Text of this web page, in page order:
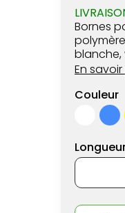
Bornes
blanche,
En
Couleur